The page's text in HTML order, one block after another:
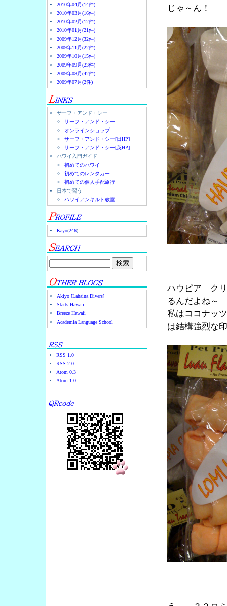
2010年04月(14件)
2010年03月(16件)
2010年02月(12件)
2010年01月(21件)
2009年12月(32件)
2009年11月(22件)
2009年10月(15件)
2009年09月(23件)
2009年08月(42件)
2009年07月(2件)
サーフ・アンド・シー
サーフ・アンド・シー
オンラインショップ
サーフ・アンド・シー[日HP]
サーフ・アンド・シー[英HP]
ハワイ入門ガイド
初めてのハワイ
初めてのレンタカー
初めての個人手配旅行
日本で習う
ハワイアンキルト教室
Kayo(246)
Akiyo [Lahaina Divers]
Starts Hawaii
Breeze Hawaii
Academia Language School
RSS 1.0
RSS 2.0
Atom 0.3
Atom 1.0
じゃ～ん！
ハウピア クリ
るんだよね～
私はココナッ
は結構強烈な